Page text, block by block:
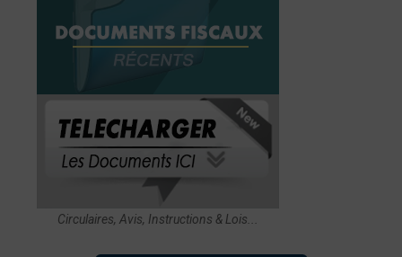
Circulaires, Avis, Instructions & Lois...